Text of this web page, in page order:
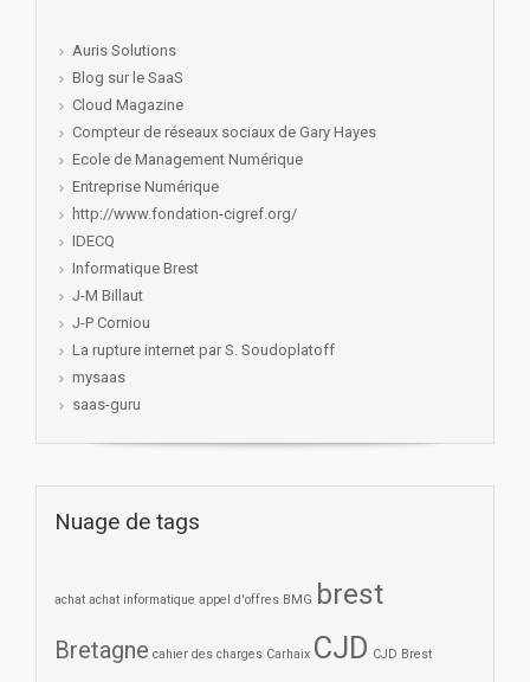
Auris Solutions
Blog sur le SaaS
Cloud Magazine
Compteur de réseaux sociaux de Gary Hayes
Ecole de Management Numérique
Entreprise Numérique
http://www.fondation-cigref.org/
IDECQ
Informatique Brest
J-M Billaut
J-P Corniou
La rupture internet par S. Soudoplatoff
mysaas
saas-guru
Nuage de tags
achat achat informatique appel d'offres BMG brest
Bretagne cahier des charges Carhaix CJD CJD Brest